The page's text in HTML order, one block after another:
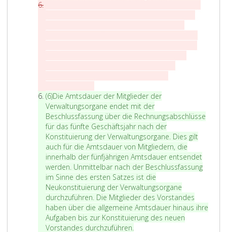
(6)A
b
s
a
t
z
6
Die Amtsdauer der Mitglieder der
Verwaltungsorgane endet mit der
Beschlussfassung über die Rechnungsabschlüsse
für das fünfte Geschäftsjahr nach der
Konstituierung der Verwaltungsorgane. Dies gilt
auch für die Amtsdauer von Mitgliedern, die
innerhalb der fünfjährigen Amtsdauer entsendet
werden. Unmittelbar nach der Beschlussfassung
im Sinne des ersten Satzes ist die
Neukonstituierung der Verwaltungsorgane
durchzuführen. Die Mitglieder des Vorstandes
haben über die allgemeine Amtsdauer hinaus ihre
Aufgaben bis zur Konstituierung des neuen
Vorstandes durchzuführen.